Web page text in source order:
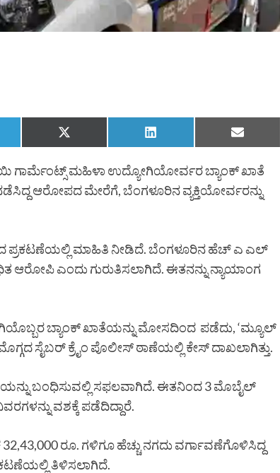
ಗಾರ್ಮೆಂಟ್ಸ್ ಮಹಿಳಾ ಉದ್ಯೋಗಿಯೋರ್ವರ ಬ್ಯಾಂಕ್ ಖಾತೆ
ಆರೋಪದ ಮೇರೆಗೆ, ಬೆಂಗಳೂರಿನ ವ್ಯಕ್ತಿಯೋರ್ವರನ್ನು
ಪ್ರಕಟಣೆಯಲ್ಲಿ ಮಾಹಿತಿ ನೀಡಿದೆ. ಬೆಂಗಳೂರಿನ ಹೆಚ್ ಎ ಎಲ್
ಎಂದು ಗುರುತಿಸಲಾಗಿದೆ. ಈತನನ್ನು ನ್ಯಾಯಾಂಗ
ಬ್ಯಾಂಕ್ ಖಾತೆಯನ್ನು ಮೋಸದಿಂದ ಪಡೆದು, ‘ಮ್ಯೂಲ್
ಸೈಬರ್ ಕ್ರೈಂ ಪೊಲೀಸ್ ಠಾಣೆಯಲ್ಲಿ ಕೇಸ್ ದಾಖಲಾಗಿತ್ತು.
ಬಂಧಿಸುವಲ್ಲಿ ಸಫಲವಾಗಿದೆ. ಈತನಿಂದ 3 ಮೊಬೈಲ್
ವಶಕ್ಕೆ ಪಡೆದಿದ್ದಾರೆ.
ರೂ. ಗಳಿಗೂ ಹೆಚ್ಚು ನಗದು ವರ್ಗಾವಣೆಗೊಳಿಸಿದ್ದ
ತಿಳಿಸಲಾಗಿದೆ.